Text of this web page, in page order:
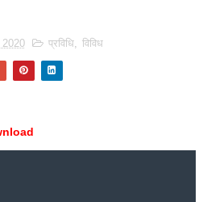
प्रविधि, विविध